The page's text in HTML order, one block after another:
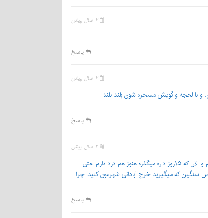
۲ سال پیش
پاسخ
۲ سال پیش
و با لحجه و گویش مسخره شون بلند بلند
پاسخ
۲ سال پیش
با سلام بله تغییر خیلی خوبی بود و دستگاههای جدیدی گذاشته بودید، بنده ۱۵روز پیش توی ترن هوایی ضربه خیلی شدیدی خورد دنده هام و الان که ۱۵روز داره میگذره هنوز هم درد دارم حتی
سنگین که میگیرید خرج آبادانی شهرمون کنید، چرا
پاسخ